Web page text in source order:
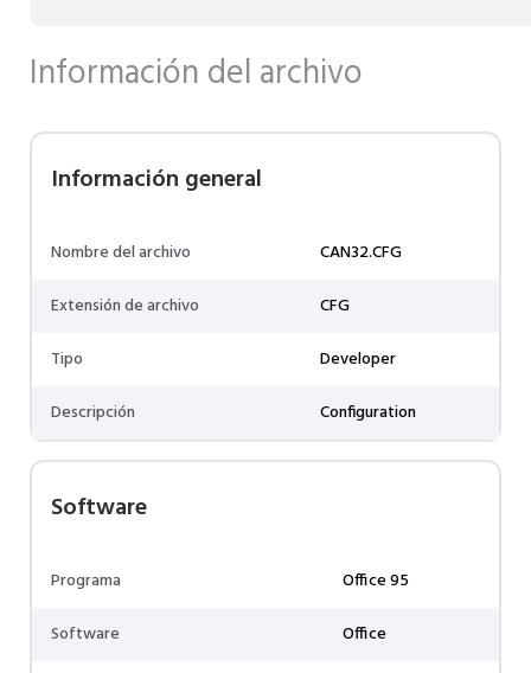
Información del archivo
Información general
Nombre del archivo
CAN32.CFG
Extensión de archivo
CFG
Tipo
Developer
Descripción
Configuration
Software
Programa
Office 95
Software
Office